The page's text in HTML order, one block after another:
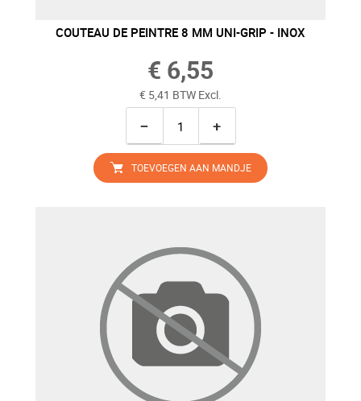
COUTEAU DE PEINTRE 8 MM UNI-GRIP - INOX
€ 6,55
€ 5,41 BTW Excl.
− +
TOEVOEGEN AAN MANDJE